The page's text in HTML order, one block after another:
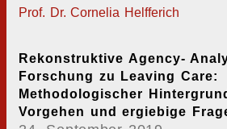
Prof. Dr. Cornelia Helfferich
Rekonstruktive Agency-
Forschung zu Leaving Care:
Methodologischer
Vorgehen und ergiebige